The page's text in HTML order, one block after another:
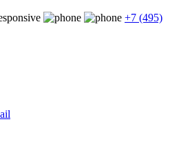
+7 (495)